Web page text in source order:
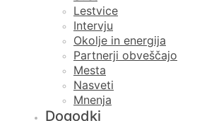
Lestvice
Intervju
Okolje in energija
Partnerji obveščajo
Mesta
Nasveti
Mnenja
Dogodki